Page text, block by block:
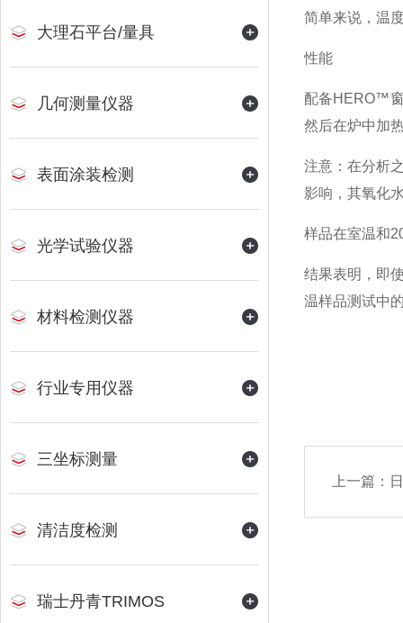
大理石平台/量具
几何测量仪器
表面涂装检测
光学试验仪器
材料检测仪器
行业专用仪器
三坐标测量
清洁度检测
瑞士丹青TRIMOS
简单来说，温
性能
配备HERO™
然后在炉中加
注意：在分析
影响，其氧化
样品在室温和
结果表明，即
温样品测试中
上一篇：